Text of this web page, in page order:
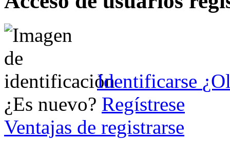
Identificarse
¿Es nuevo? Regístrese
Ventajas de registrarse